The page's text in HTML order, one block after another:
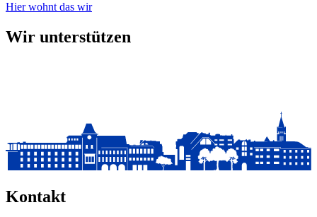
Hier wohnt das wir
Wir unterstützen
Kontakt